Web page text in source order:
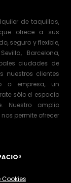
de taquillas,
ofrece a sus
seguro y flexible,
Barcelona,
ciudades de
nuestros clientes
o empresa, un
sólo el espacio
Nuestro amplio
permite ofrecer
Cookies